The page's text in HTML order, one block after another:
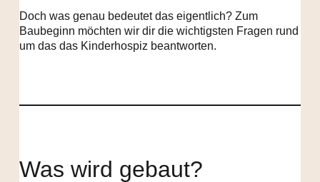
Doch was genau bedeutet das eigentlich? Zum
Baubeginn möchten wir dir die wichtigsten Fragen rund
um das das Kinderhospiz beantworten.
Was wird gebaut?